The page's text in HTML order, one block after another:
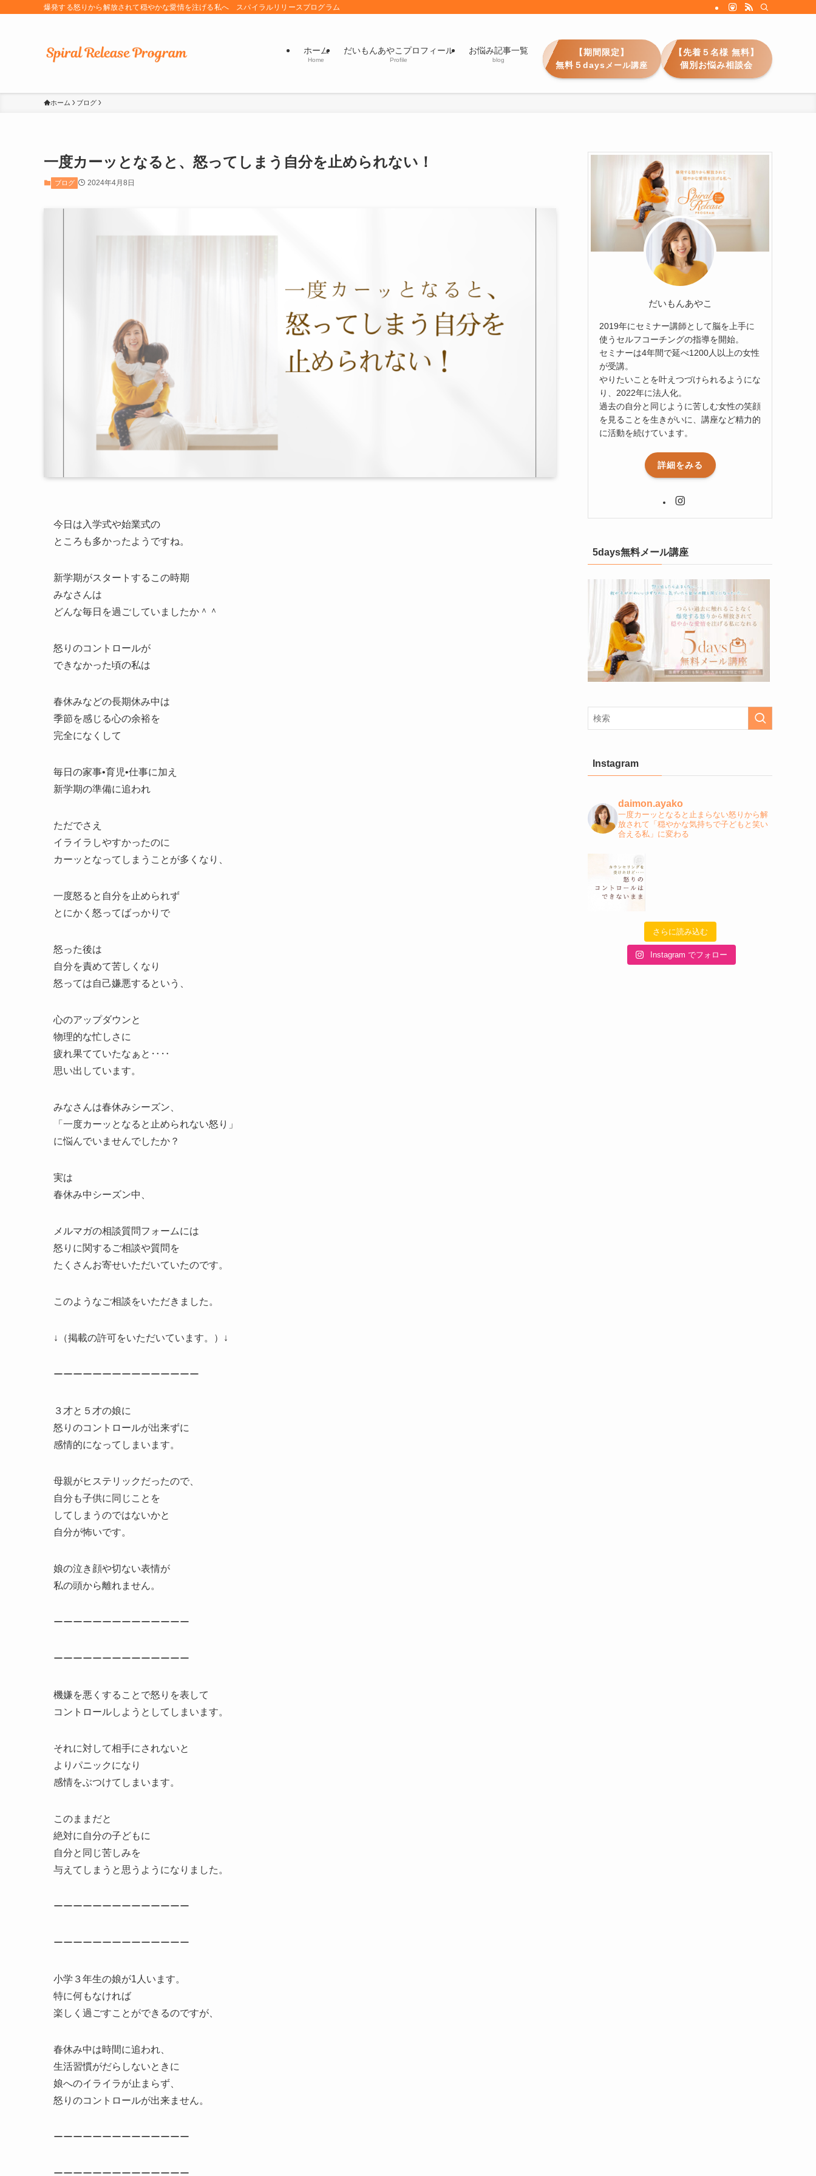
爆発する怒りから解放されて穏やかな愛情を注げる私へ スパイラルリリースプログラム
ホーム
Home
だいもんあやこプロフィール
Profile
お悩み記事一覧
blog
【期間限定】
無料５days メール講座
【先着５名様 無料】
個別お悩み相談会
ホーム ブログ
一度カーッとなると、怒ってしまう自分を止められない！
ブログ 2024年4月8日
今日は入学式や始業式の
ところも多かったようですね。
新学期がスタートするこの時期
みなさんは
どんな毎日を過ごしていましたか＾＾
怒りのコントロールが
できなかった頃の私は
春休みなどの長期休み中は
季節を感じる心の余裕を
完全になくして
毎日の家事•育児•仕事に加え
新学期の準備に追われ
ただでさえ
イライラしやすかったのに
カーッとなってしまうことが多くなり、
一度怒ると自分を止められず
とにかく怒ってばっかりで
怒った後は
自分を責めて苦しくなり
怒っては自己嫌悪するという、
心のアップダウンと
物理的な忙しさに
疲れ果てていたなぁと‥‥
思い出しています。
みなさんは春休みシーズン、
「一度カーッとなると止められない怒り」
に悩んでいませんでしたか？
実は
春休み中シーズン中、
メルマガの相談質問フォームには
怒りに関するご相談や質問を
たくさんお寄せいただいていたのです。
このようなご相談をいただきました。
↓（掲載の許可をいただいています。）↓
ーーーーーーーーーーーーーーー
３才と５才の娘に
怒りのコントロールが出来ずに
感情的になってしまいます。
母親がヒステリックだったので、
自分も子供に同じことを
してしまうのではないかと
自分が怖いです。
娘の泣き顔や切ない表情が
私の頭から離れません。
ーーーーーーーーーーーーーー
ーーーーーーーーーーーーーー
機嫌を悪くすることで怒りを表して
コントロールしようとしてしまいます。
それに対して相手にされないと
よりパニックになり
感情をぶつけてしまいます。
このままだと
絶対に自分の子どもに
自分と同じ苦しみを
与えてしまうと思うようになりました。
ーーーーーーーーーーーーーー
ーーーーーーーーーーーーーー
小学３年生の娘が1人います。
特に何もなければ
楽しく過ごすことができるのですが、
春休み中は時間に追われ、
生活習慣がだらしないときに
娘へのイライラが止まらず、
怒りのコントロールが出来ません。
ーーーーーーーーーーーーーー
ーーーーーーーーーーーーーー
だいもんあやこ
2019年にセミナー講師として脳を上手に
使うセルフコーチングの指導を開始。
セミナーは4年間で延べ1200人以上の女性
が受講。
やりたいことを叶えつづけられるようにな
り、2022年に法人化。
過去の自分と同じように苦しむ女性の笑顔
を見ることを生きがいに、講座など精力的
に活動を続けています。
詳細をみる
5days無料メール講座
Instagram
daimon.ayako
一度カーッとなると止まらない怒りから解
放されて「穏やかな気持ちで子どもと笑い
合える私」に変わる
さらに読み込む
Instagram でフォロー